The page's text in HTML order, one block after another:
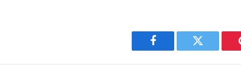
Facebook Twitter